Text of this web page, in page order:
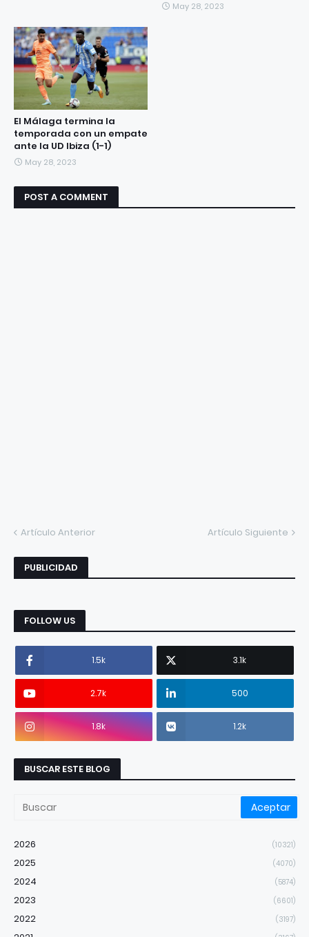
May 28, 2023
El Málaga termina la
temporada con un empate
ante la UD Ibiza (1-1)
May 28, 2023
POST A COMMENT
Artículo Anterior Artículo Siguiente
PUBLICIDAD
FOLLOW US
1.5k 3.1k
2.7k 500
1.8k 1.2k
BUSCAR ESTE BLOG
2026 (10321)
2025 (4070)
2024 (5874)
2023 (6601)
2022 (3197)